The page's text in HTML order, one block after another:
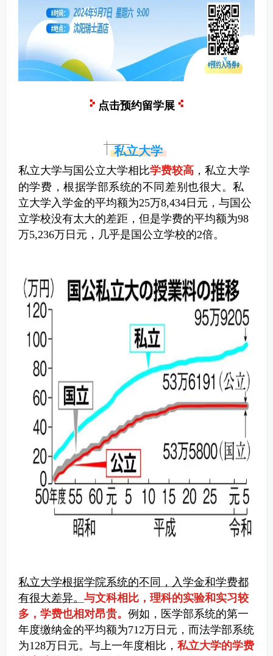
点击预约留学展
私立大学
私立大学与国公立大学相比学费较高， 私立大学
的学费，根据学部系统的不同差别也很大。私
立大学入学金的平均额为25万8,434日元，与国公
立学校没有太大的差距，但是学费的平均额为98
万5,236万日元，几乎是国公立学校的2倍。
私立大学根据学院系统的不同，入学金和学费都
有很大差异。 与文科相比，理科的实验和实习较
多，学费也相对昂贵。 例如，医学部系统的第一
年度缴纳金的平均额为712万日元，而法学部系统
为128万日元。与上一年度相比， 私立大学的学费